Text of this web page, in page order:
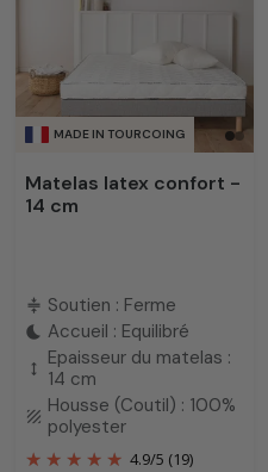
MADE IN TOURCOING
Matelas latex confort -
14 cm
compress Soutien : Ferme
bedtime Accueil : Equilibré
height
Epaisseur du matelas :
14 cm
texture Housse (Coutil) : 100%
polyester
4.9/5 (19)